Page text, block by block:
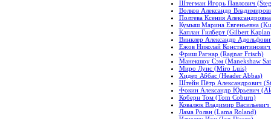
Штегман Игорь Павлович
Волков Александр
Полтева Ксения
Кумыш Марина Евгеньевна
Каплан Гилберт (Gilbert
Винклер Александр
Ежов Николай
Фриш Рагнар (Ragnar Frisch)
Манекшоу Сэм (Manekshaw
Миро Луис (Miro Luis)
Хидер Аббас (Header Abbas)
Штейн Пётр Александрович
Фокин Александр Юрьевич
Коберн Том (Tom Coburn)
Ковалюк Владимир
Лама Ролан (Lama Roland)